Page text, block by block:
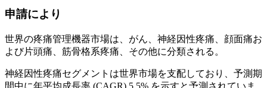
申請により
世界の疼痛管理機器市場は、がん、神経因性疼痛、顔面痛お
よび片頭痛、筋骨格系疼痛、その他に分類される。
神経因性疼痛セグメントは世界市場を支配しており、予測期